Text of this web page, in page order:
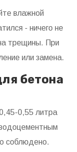
влажной
- ничего не
трещины. При
или замена.
бетона
0,55 литра
соблюдено.